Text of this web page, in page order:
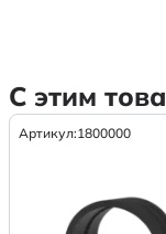
С этим
Артикул:1800000